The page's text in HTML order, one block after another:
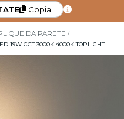
Copia
DA PARETE
19W CCT 3000K 4000K TOPLIGHT